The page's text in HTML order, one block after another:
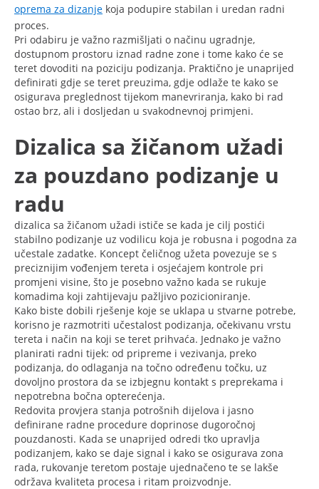
oprema za dizanje koja podupire stabilan i uredan radni
proces.
Pri odabiru je važno razmišljati o načinu ugradnje,
dostupnom prostoru iznad radne zone i tome kako će se
teret dovoditi na poziciju podizanja. Praktično je unaprijed
definirati gdje se teret preuzima, gdje odlaže te kako se
osigurava preglednost tijekom manevriranja, kako bi rad
ostao brz, ali i dosljedan u svakodnevnoj primjeni.
Dizalica sa žičanom užadi
za pouzdano podizanje u
radu
dizalica sa žičanom užadi ističe se kada je cilj postići
stabilno podizanje uz vodilicu koja je robusna i pogodna za
učestale zadatke. Koncept čeličnog užeta povezuje se s
preciznijim vođenjem tereta i osjećajem kontrole pri
promjeni visine, što je posebno važno kada se rukuje
komadima koji zahtijevaju pažljivo pozicioniranje.
Kako biste dobili rješenje koje se uklapa u stvarne potrebe,
korisno je razmotriti učestalost podizanja, očekivanu vrstu
tereta i način na koji se teret prihvaća. Jednako je važno
planirati radni tijek: od pripreme i vezivanja, preko
podizanja, do odlaganja na točno određenu točku, uz
dovoljno prostora da se izbjegnu kontakt s preprekama i
nepotrebna bočna opterećenja.
Redovita provjera stanja potrošnih dijelova i jasno
definirane radne procedure doprinose dugoročnoj
pouzdanosti. Kada se unaprijed odredi tko upravlja
podizanjem, kako se daje signal i kako se osigurava zona
rada, rukovanje teretom postaje ujednačeno te se lakše
održava kvaliteta procesa i ritam proizvodnje.